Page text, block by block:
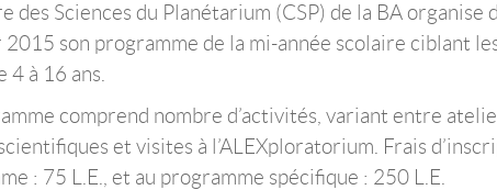
des Sciences du Planétarium (CSP) de la BA organise
son programme de la mi-année scolaire ciblant
4 à 16 ans.
comprend nombre d’activités, variant entre
et visites à l’ALEXploratorium. Frais
: 75 L.E., et au programme spécifique : 250 L.E.